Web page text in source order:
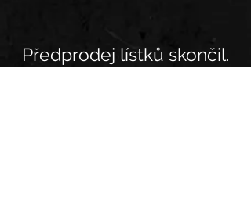
Předprodej lístků skončil.